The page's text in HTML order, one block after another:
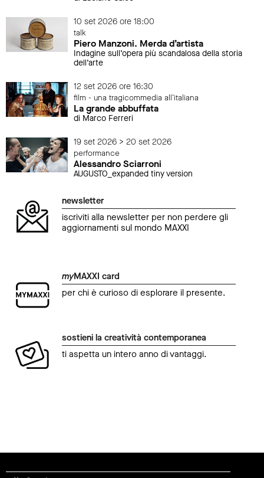
10 set 2026 ore 18:00
talk
Piero Manzoni. Merda d’artista
Indagine sull’opera più scandalosa della storia
dell’arte
12 set 2026 ore 16:30
film - una tragicommedia all'italiana
La grande abbuffata
di Marco Ferreri
19 set 2026 > 20 set 2026
performance
Alessandro Sciarroni
AUGUSTO_expanded tiny version
newsletter
iscriviti alla newsletter per non perdere gli
aggiornamenti sul mondo MAXXI
myMAXXI card
per chi è curioso di esplorare il presente.
sostieni la creatività contemporanea
ti aspetta un intero anno di vantaggi.